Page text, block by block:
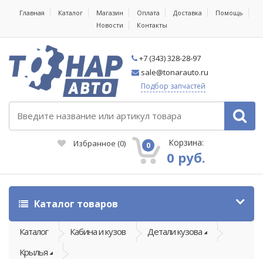
Главная Каталог Магазин Оплата Доставка
Помощь
Новости
Контакты
+7 (343) 328-28-97
sale@tonarauto.ru
Подбор запчастей
Избранное (0) 0 Корзина:
0 руб.
Каталог товаров
Каталог Кабина и кузов
Детали кузова
Крылья